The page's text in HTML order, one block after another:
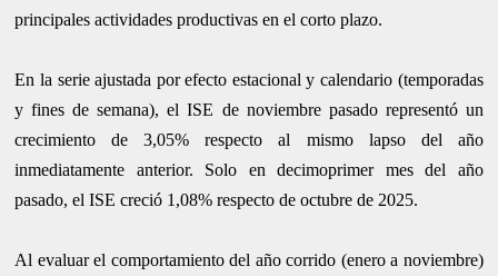
principales actividades productivas en el corto plazo.
En la serie ajustada por efecto estacional y calendario (temporadas
y fines de semana), el ISE de noviembre pasado representó un
crecimiento de 3,05% respecto al mismo lapso del año
inmediatamente anterior. Solo en decimoprimer mes del año
pasado, el ISE creció 1,08% respecto de octubre de 2025.
Al evaluar el comportamiento del año corrido (enero a noviembre)